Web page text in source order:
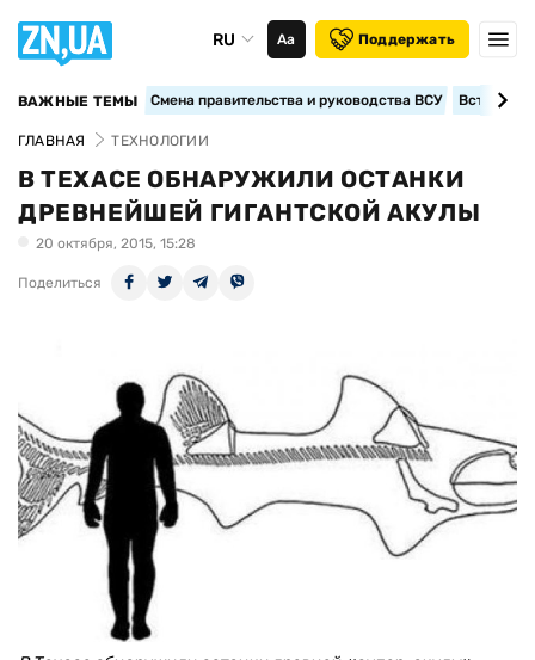
RU Аа Поддержать
ВАЖНЫЕ ТЕМЫ Смена правительства и руководства ВСУ
ГЛАВНАЯ ТЕХНОЛОГИИ
В ТЕХАСЕ ОБНАРУЖИЛИ ОСТАНКИ
ДРЕВНЕЙШЕЙ ГИГАНТСКОЙ АКУЛЫ
20 октября, 2015, 15:28
Поделиться